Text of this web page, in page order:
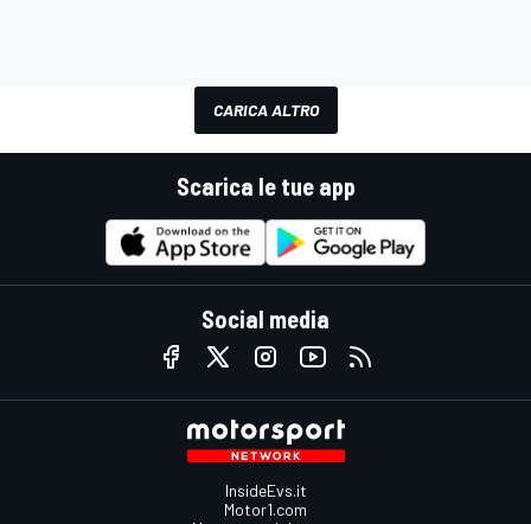
CARICA ALTRO
Scarica le tue app
Social media
InsideEvs.it
Motor1.com